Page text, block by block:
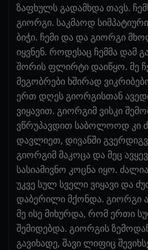
ზაფხულს გადამხდა თავს.
გიორგი. საკმაოდ
ბიჭი. ჩემი და და გიორგი
იყვნენ. როდესაც ჩემმა დამ
შორის ფლირტი დაიწყო. მე
მეგობრები ხშირად
ერთ დღეს გიორგისთან
ვიყავით. გიორგიმ ვისკი
ვწრუპავდით საბოლოოდ კი
დავლიეთ, დივანში
გიორგიმ მაკოცა და მეც
სასიამივნო კოცნა იყო.
უკვე სულ სველი ვიყავი და
დაბერილი მქონდა. გიორგი
მე ისე მიხურდა, რომ ერთი
შემიდებდა. გიორგის
გავიხადე, შავი ლიფიც